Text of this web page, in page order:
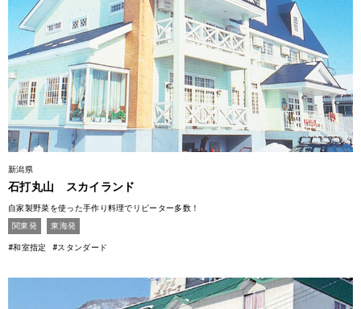
新潟県
石打丸山 スカイランド
自家製野菜を使った手作り料理でリピーター多数！
関東発
東海発
#和室指定 #スタンダード